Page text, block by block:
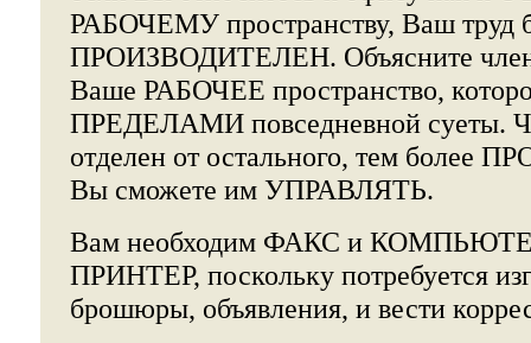
РАБОЧЕМУ пространству, Ваш труд
ПРОИЗВОДИТЕЛЕН. Объясните
Ваше РАБОЧЕЕ пространство,
ПРЕДЕЛАМИ повседневной суеты.
отделен от остального, тем
Вы сможете им УПРАВЛЯТЬ.
Вам необходим ФАКС и
ПРИНТЕР, поскольку потребуется
брошюры, объявления, и вести